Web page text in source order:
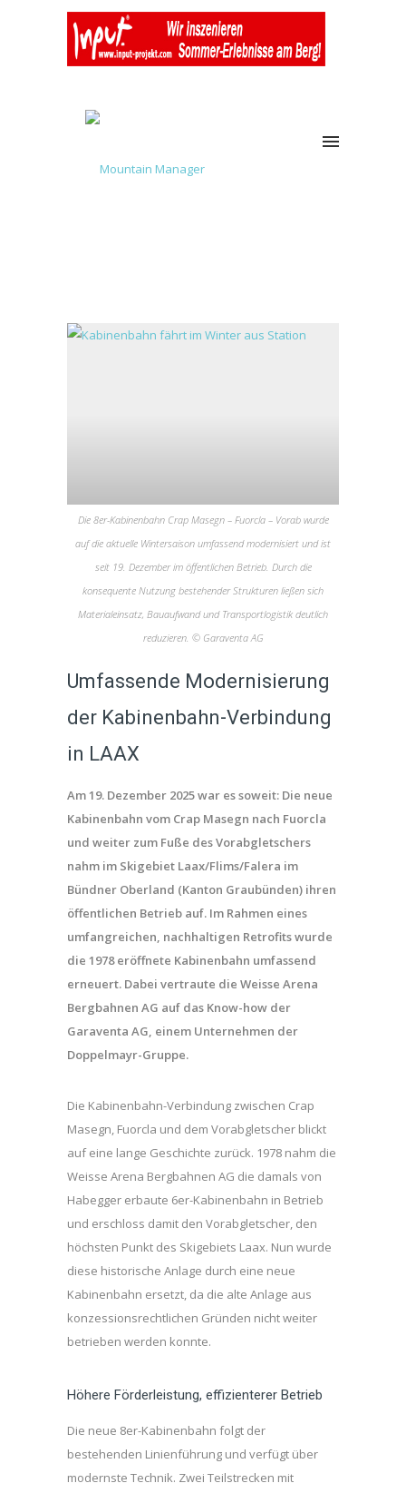
Die 8er-Kabinenbahn Crap Masegn – Fuorcla – Vorab wurde
auf die aktuelle Wintersaison umfassend modernisiert und ist
seit 19. Dezember im öffentlichen Betrieb. Durch die
konsequente Nutzung bestehender Strukturen ließen sich
Materialeinsatz, Bauaufwand und Transportlogistik deutlich
reduzieren. © Garaventa AG
Umfassende Modernisierung
der Kabinenbahn-Verbindung
in LAAX
Am 19. Dezember 2025 war es soweit: Die neue
Kabinenbahn vom Crap Masegn nach Fuorcla
und weiter zum Fuße des Vorabgletschers
nahm im Skigebiet Laax/Flims/Falera im
Bündner Oberland (Kanton Graubünden) ihren
öffentlichen Betrieb auf. Im Rahmen eines
umfangreichen, nachhaltigen Retrofits wurde
die 1978 eröffnete Kabinenbahn umfassend
erneuert. Dabei vertraute die Weisse Arena
Bergbahnen AG auf das Know-how der
Garaventa AG, einem Unternehmen der
Doppelmayr-Gruppe.
Die Kabinenbahn-Verbindung zwischen Crap
Masegn, Fuorcla und dem Vorabgletscher blickt
auf eine lange Geschichte zurück. 1978 nahm die
Weisse Arena Bergbahnen AG die damals von
Habegger erbaute 6er-Kabinenbahn in Betrieb
und erschloss damit den Vorabgletscher, den
höchsten Punkt des Skigebiets Laax. Nun wurde
diese historische Anlage durch eine neue
Kabinenbahn ersetzt, da die alte Anlage aus
konzessionsrechtlichen Gründen nicht weiter
betrieben werden konnte.
Höhere Förderleistung, effizienterer Betrieb
Die neue 8er-Kabinenbahn folgt der
bestehenden Linienführung und verfügt über
modernste Technik. Zwei Teilstrecken mit